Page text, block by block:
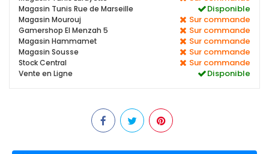
Magasin Tunis Rue de Marseille Disponible
Magasin Mourouj Sur commande
Gamershop El Menzah 5 Sur commande
Magasin Hammamet Sur commande
Magasin Sousse Sur commande
Stock Central Sur commande
Vente en Ligne Disponible